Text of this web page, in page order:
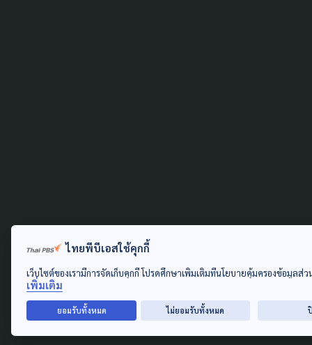
ไทยพีบีเอสใช้คุกกี้
เว็บไซต์ของเรามีการจัดเก็บคุกกี้ โปรดศึกษาเพิ่มเติมที่นโยบายคุ้มครองข้อมูลส่
เพิ่มเติม
ยอมรับทั้งหมด ไม่ยอมรับทั้งหมด